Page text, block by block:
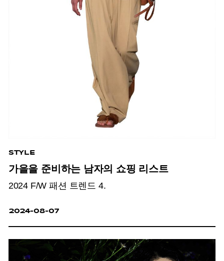
STYLE
가을을 준비하는 남자의 쇼핑 리스트
2024 F/W 패션 트렌드 4.
2024-08-07